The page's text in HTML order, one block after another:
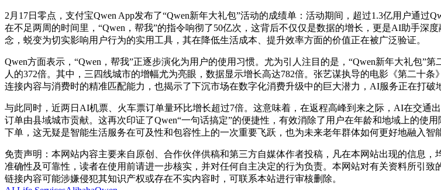
2月17日零点，支付宝Qwen App发布了“Qwen新年大礼包”活动的成绩单：活动期间，超过1.3亿用户通过
在不足两周的时间里，“Qwen，帮我”的指令响彻了50亿次，这背后不仅仅是数据的增长，更是AI助手
念，蜕变为切实影响用户行为的实用工具，其在降低生活成本、提升效率方面的价值正在被广泛验证。
Qwen方面表示，“Qwen，帮我”正逐步演化为用户的使用习惯。尤为引人注目的是，“Qwen新年大礼包”
人的372倍。其中，三四线城市的增幅尤为亮眼，数据显示增长高达782倍。张艺谋执导的电影《第二十
连接内容与消费时的精准匹配能力，也揭示了下沉市场在数字化消费升级中的巨大潜力，AI服务正在打破
与此同时，近两日AI机票、火车票订单量环比增长超过7倍。这意味着，在返程高峰到来之际，AI在交
订单由县域城市贡献。这再次印证了Qwen“一句话搞定”的便捷性，有效消除了用户在年龄和地域上的使
下单，这无疑是智能生活服务在可及性和包容性上的一次重要飞跃，也为未来老年群体如何更好地融入智
免责声明：本网站内容主要来自原创、合作伙伴供稿和第三方自媒体作者投稿，凡在本网站出现的信息
准确性及可靠性，读者在使用前请进一步核实，并对任何自主决定的行为负责。本网站对有关资料所引
链接内容可能涉嫌侵犯其知识产权或存在不实内容时，可联系本站进行审核删除。